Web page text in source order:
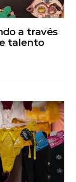
a través
talento